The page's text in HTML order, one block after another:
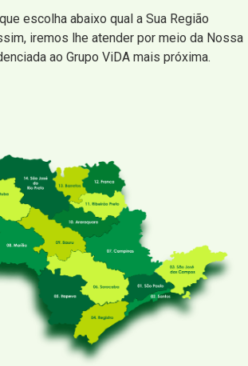
escolha abaixo qual a Sua Região
iremos lhe atender por meio da Nossa
ao Grupo ViDA mais próxima.